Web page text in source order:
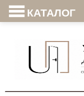
КАТАЛОГ